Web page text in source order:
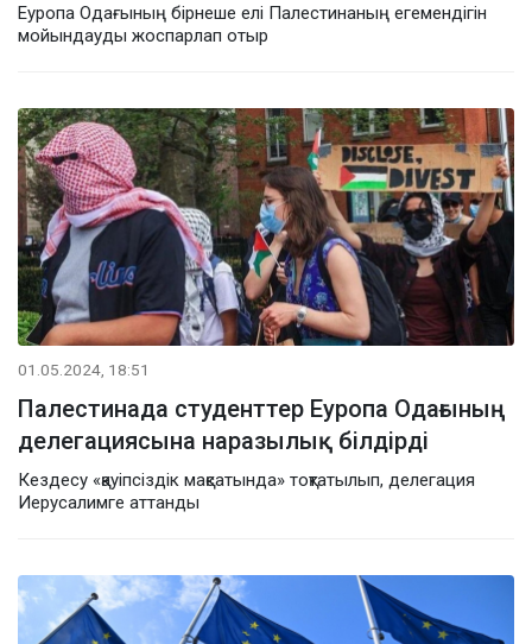
Еуропа Одағының бірнеше елі Палестинаның егемендігін
мойындауды жоспарлап отыр
01.05.2024, 18:51
Палестинада студенттер Еуропа Одағының
делегациясына наразылық білдірді
Кездесу «қауіпсіздік мақсатында» тоқтатылып, делегация
Иерусалимге аттанды